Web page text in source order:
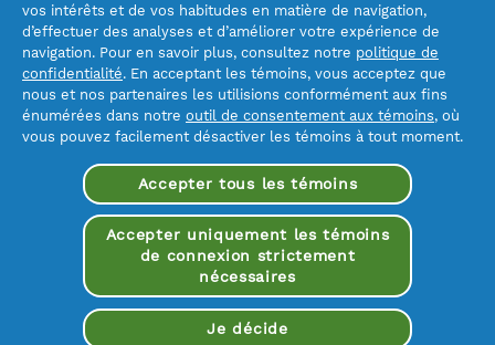
Déclaration d’accessibilité
Conditions d’utilisation
Notification de confidentialite
Plan du site
Mes données
Me désinscrire de la publicité ciblée
Procter & Gamble
vos intérêts et de vos habitudes en matière de navigation,
d’effectuer des analyses et d’améliorer votre expérience de
navigation. Pour en savoir plus, consultez notre politique de
confidentialité. En acceptant les témoins, vous acceptez que
nous et nos partenaires les utilisions conformément aux fins
énumérées dans notre outil de consentement aux témoins, où
vous pouvez facilement désactiver les témoins à tout moment.
Accepter tous les témoins
Accepter uniquement les témoins
de connexion strictement
nécessaires
Je décide